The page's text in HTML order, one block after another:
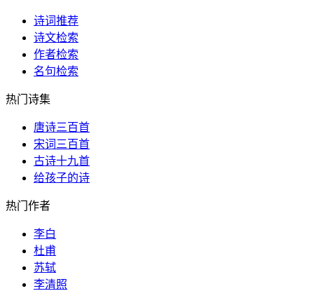
诗词推荐
诗文检索
作者检索
名句检索
热门诗集
唐诗三百首
宋词三百首
古诗十九首
给孩子的诗
热门作者
李白
杜甫
苏轼
李清照